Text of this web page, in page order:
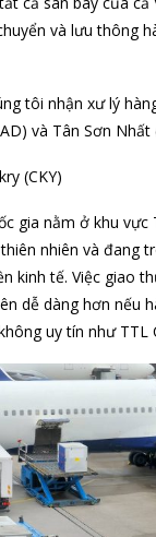
và lưu thông
tôi nhận xư lý
và Tân Sơn Nhất
(CKY)
gia nằm ở khu vực
nhiên và đang
kinh tế. Việc giao
dễ dàng hơn nếu
uy tín như TTL